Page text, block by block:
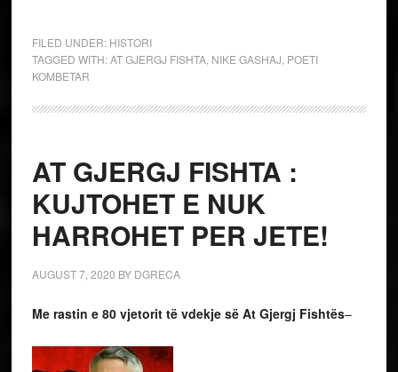
FILED UNDER: HISTORI
TAGGED WITH:AT GJERGJ FISHTA, NIKE GASHAJ POETI
KOMBETAR
AT GJERGJ FISHTA :
KUJTOHET E NUK
HARROHET PER JETE!
AUGUST 7, 2020 BY DGRECA
Me rastin e 80 vjetorit të vdekje së At Gjergj Fishtës–